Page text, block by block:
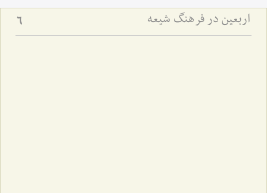
اربعین در فرهنگ شیعه 6